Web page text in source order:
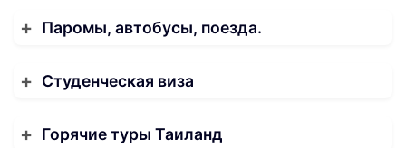
Паромы, автобусы, поезда.
Студенческая виза
Горячие туры Таиланд